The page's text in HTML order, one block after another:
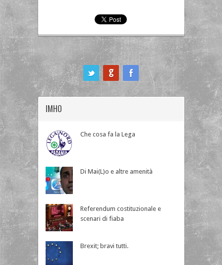
IMHO
Che cosa fa la Lega
Di Mai(L)o e altre amenità
Referendum costituzionale e
scenari di fiaba
Brexit; bravi tutti.